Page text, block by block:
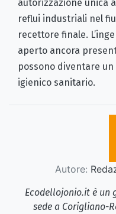
autorizzazione unica
reflui industriali nel
recettore finale.
aperto ancora
possono diventare
igienico sanitario.
Autore:
Ecodellojonio.it è un
sede a Corigliano-